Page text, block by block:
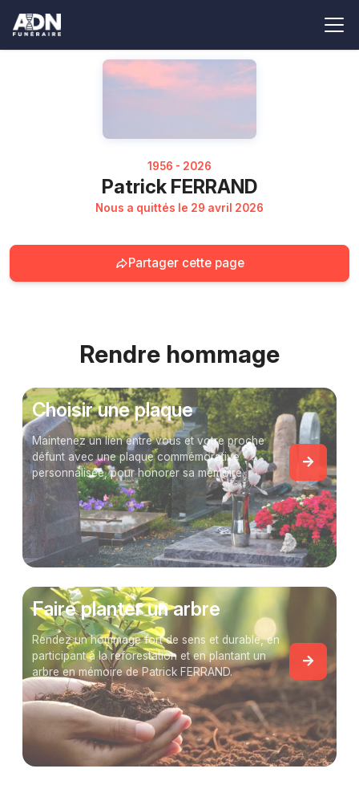
1956 - 2026
Patrick FERRAND
Nous a quittés le 29 avril 2026
Partager cette page
Rendre hommage
Choisir une plaque
Maintenez un lien entre vous et votre proche
défunt avec une plaque commémorative
personnalisée, pour honorer sa mémoire.
Faire planter un arbre
Rendez un hommage fort de sens et durable, en
participant à la reforestation et en plantant un
arbre en mémoire de Patrick FERRAND.